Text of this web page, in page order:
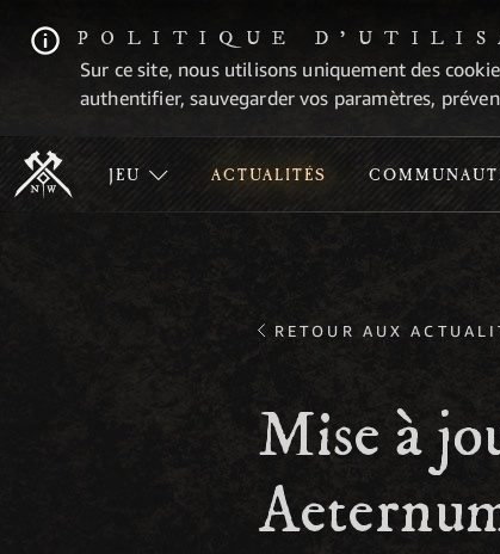
POLITIQUE
Sur ce site, nous utilisons uniquement des
authentifier, sauvegarder vos paramètres,
JEU ACTUALITÉS
RETOUR AUX
Mise à